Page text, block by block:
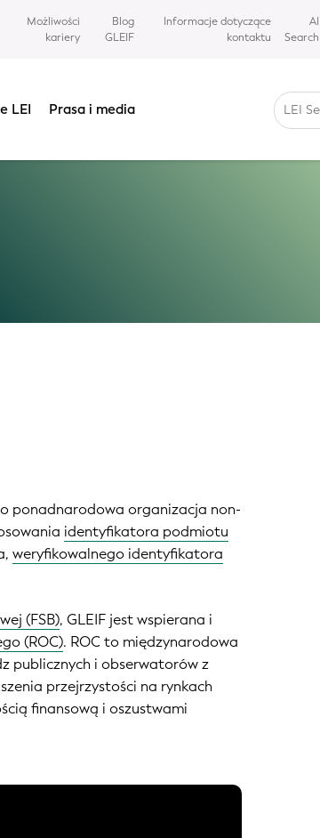
Możliwości
kariery
Blog
GLEIF
Informacje dotyczące
kontaktu
AI
Search
LEI Prasa i media
ponadnarodowa organizacja non-
identyfikatora podmiotu
weryfikowalnego identyfikatora
(FSB), GLEIF jest wspierana i
(ROC). ROC to międzynarodowa
publicznych i obserwatorów z
przejrzystości na rynkach
finansową i oszustwami